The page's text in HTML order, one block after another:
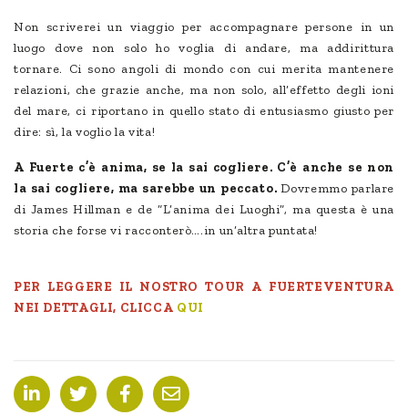
Non scriverei un viaggio per accompagnare persone in un
luogo dove non solo ho voglia di andare, ma addirittura
tornare. Ci sono angoli di mondo con cui merita mantenere
relazioni, che grazie anche, ma non solo, all’effetto degli ioni
del mare, ci riportano in quello stato di entusiasmo giusto per
dire: sì, la voglio la vita!
A Fuerte c’è anima, se la sai cogliere. C’è anche se non
la sai cogliere, ma sarebbe un peccato.Dovremmo parlare
di James Hillman e de “L’anima dei Luoghi”, ma questa è una
storia che forse vi racconterò….in un’altra puntata!
PER LEGGERE IL NOSTRO TOUR A FUERTEVENTURA
NEI DETTAGLI, CLICCA QUI